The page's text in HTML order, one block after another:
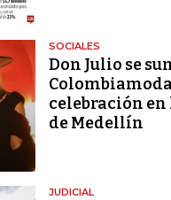
SOCIALES
Don Julio se
celebración
de Medellín
JUDICIAL